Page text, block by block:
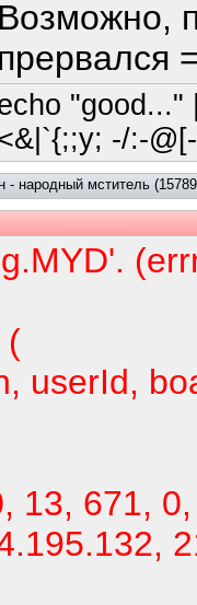
Возможно,
прервался
"good..."
-/:-
- народный мститель
(
userId,
13, 671,